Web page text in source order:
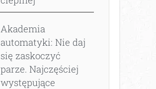
Akademia
automatyki: Nie daj
się zaskoczyć
parze. Najczęściej
występujące